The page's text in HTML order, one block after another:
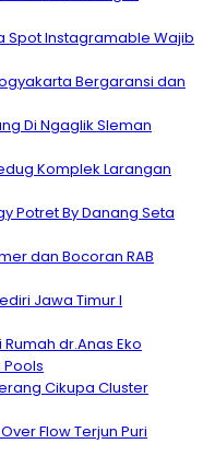
Spot Instagramable Wajib
Bergaransi dan
Di Ngaglik Sleman
Komplek Larangan
Potret By Danang Seta
dan Bocoran RAB
Jawa Timur I
dr.Anas Eko
Pools
Cikupa Cluster
Flow Terjun Puri